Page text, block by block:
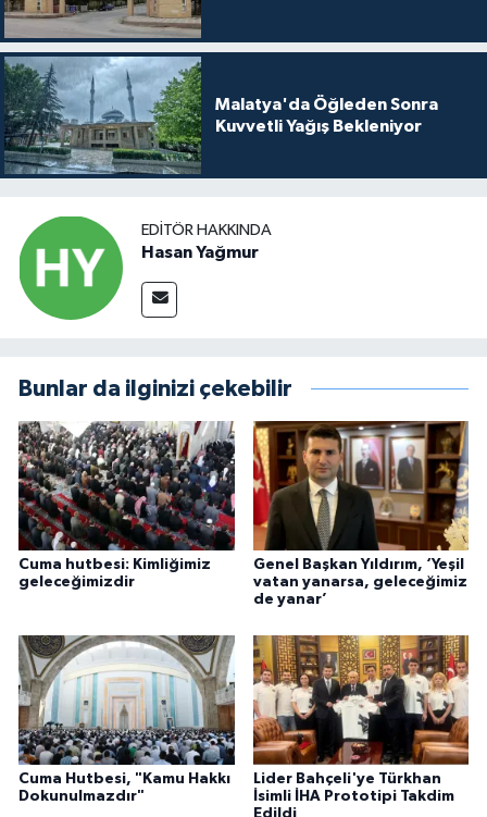
Malatya'da Öğleden Sonra
Kuvvetli Yağış Bekleniyor
EDITÖR HAKKINDA
Hasan Yağmur
Bunlar da ilginizi çekebilir
Cuma hutbesi: Kimliğimiz
geleceğimizdir
Genel Başkan Yıldırım, ‘Yeşil
vatan yanarsa, geleceğimiz
de yanar’
Cuma Hutbesi, "Kamu Hakkı
Dokunulmazdır"
Lider Bahçeli'ye Türkhan
İsimli İHA Prototipi Takdim
Edildi